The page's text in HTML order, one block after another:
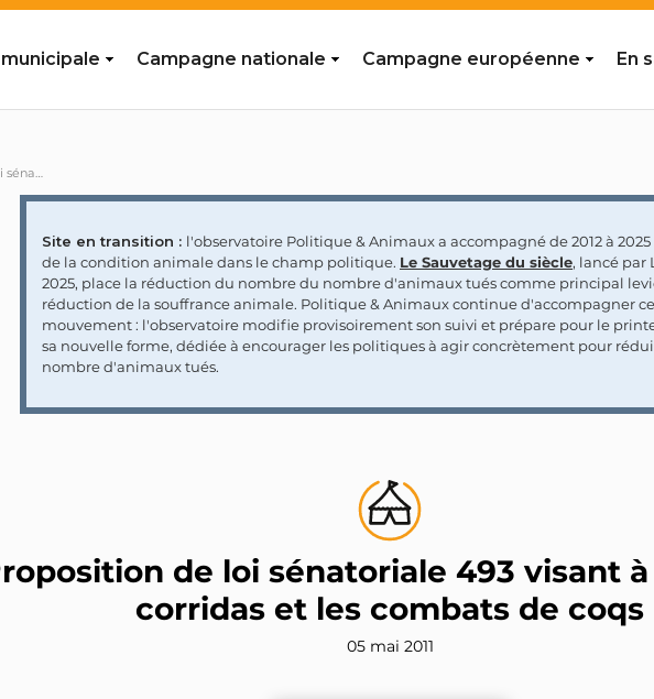
Campagne nationale Campagne européenne En
combats de coqs
Site en transition : l'observatoire Politique & Animaux a accompagné de 2012 à
de la condition animale dans le champ politique. Le Sauvetage du siècle, lancé par
2025, place la réduction du nombre du nombre d'animaux tués comme principal
réduction de la souffrance animale. Politique & Animaux continue d'accompagner ce
mouvement : l'observatoire modifie provisoirement son suivi et prépare pour le
sa nouvelle forme, dédiée à encourager les politiques à agir concrètement pour
nombre d'animaux tués.
de loi sénatoriale 493 visant
corridas et les combats de coqs
05 mai 2011